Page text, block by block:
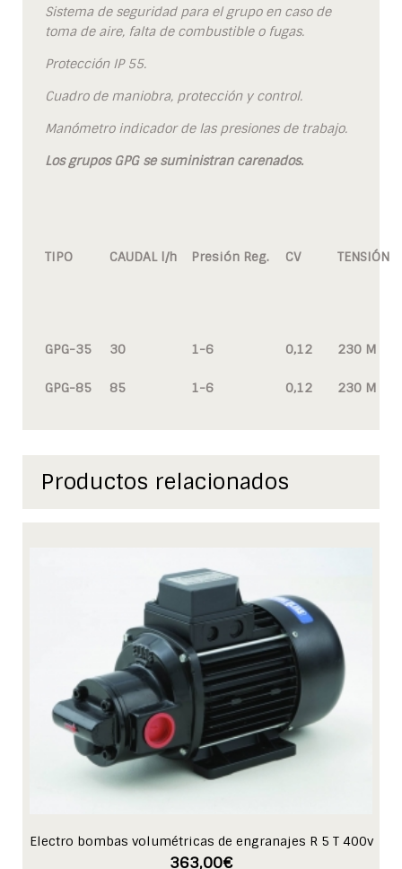
Sistema de seguridad para el grupo en caso de
toma de aire, falta de combustible o fugas.
Protección IP 55.
Cuadro de maniobra, protección y control.
Manómetro indicador de las presiones de trabajo.
Los grupos GPG se suministran carenados.
TIPO CAUDAL l/h Presión Reg. CV TENSIÓN
GPG-35 30 1-6 0,12 230 M
GPG-85 85 1-6 0,12 230 M
Productos relacionados
Electro bombas volumétricas de engranajes R 5 T 400v
363,00€